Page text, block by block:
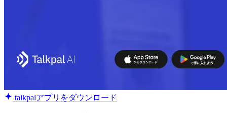
talkpalアプリをダウンロード